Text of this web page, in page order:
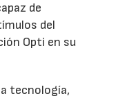
de
del
Opti en su
tecnología,